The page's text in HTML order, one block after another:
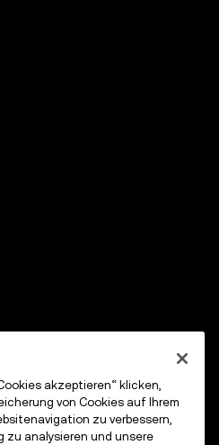
akzeptieren“ klicken,
von Cookies auf Ihrem
zu verbessern,
zu analysieren und unsere